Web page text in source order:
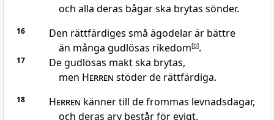
och alla deras bågar ska brytas sönder.
16
Den rättfärdiges små ägodelar är bättre
än många gudlösas rikedom[b].
17
De gudlösas makt ska brytas,
men Herren stöder de rättfärdiga.
18 Herren känner till de frommas levnadsdagar,
och deras arv består för evigt.